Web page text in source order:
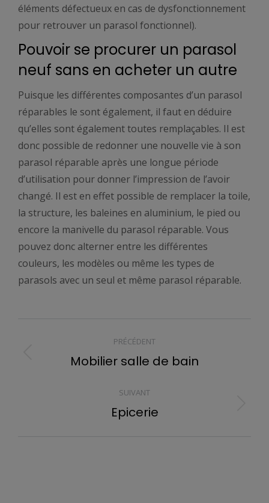
éléments défectueux en cas de dysfonctionnement
pour retrouver un parasol fonctionnel).
Pouvoir se procurer un parasol
neuf sans en acheter un autre
Puisque les différentes composantes d’un parasol
réparables le sont également, il faut en déduire
qu’elles sont également toutes remplaçables. Il est
donc possible de redonner une nouvelle vie à son
parasol réparable après une longue période
d’utilisation pour donner l’impression de l’avoir
changé. Il est en effet possible de remplacer la toile,
la structure, les baleines en aluminium, le pied ou
encore la manivelle du parasol réparable. Vous
pouvez donc alterner entre les différentes
couleurs, les modèles ou même les types de
parasols avec un seul et même parasol réparable.
NAVIGATION
ARTICLE
PRÉCÉDENT
Article
:
Mobilier salle de bain
SUIVANT
Article
Epicerie